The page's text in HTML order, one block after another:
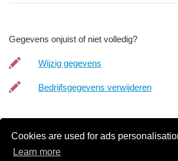
Cookies are used for ads
Learn more
Gegevens onjuist of niet volledig?
Wijzig gegevens
Bedrijfsgegevens verwijderen
Schilder Offerte Aanvragen
links